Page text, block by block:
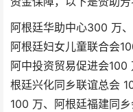
阿根廷华助中心300 万
阿根廷妇女儿童联合会
阿中投资贸易促进会
根廷兴化同乡联谊总会
100 万、阿根廷福建同